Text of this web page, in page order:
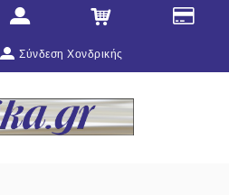
Σύνδεση Χονδρικής